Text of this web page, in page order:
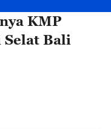
KMP
Selat Bali